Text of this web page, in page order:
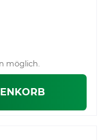
möglich.